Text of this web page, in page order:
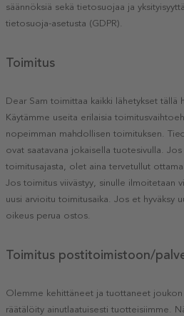
säännöksiä sekä tietosuojaa ja
tietosuoja-asetusta (GDPR).
Toimitus
Dear Sam toimittaa kaikki lähetykset tällä
Käytämme useita erilaisia
nopeimman mahdollisen toimituksen.
ovat saatavana jokaisella tuotesivulla.
toimitusajasta, olet aina tervetullut
Jos toimitus viivästyy, sinulle ilmoitetaan
uusi arvioitu toimitusaika. Jos et hyväksy
oikeus perua ostos.
Toimitus postitoimistoon/
Olemme kehittäneet ja tuottaneet
räätälöity ainutlaatuisesti tuotteisiimme.